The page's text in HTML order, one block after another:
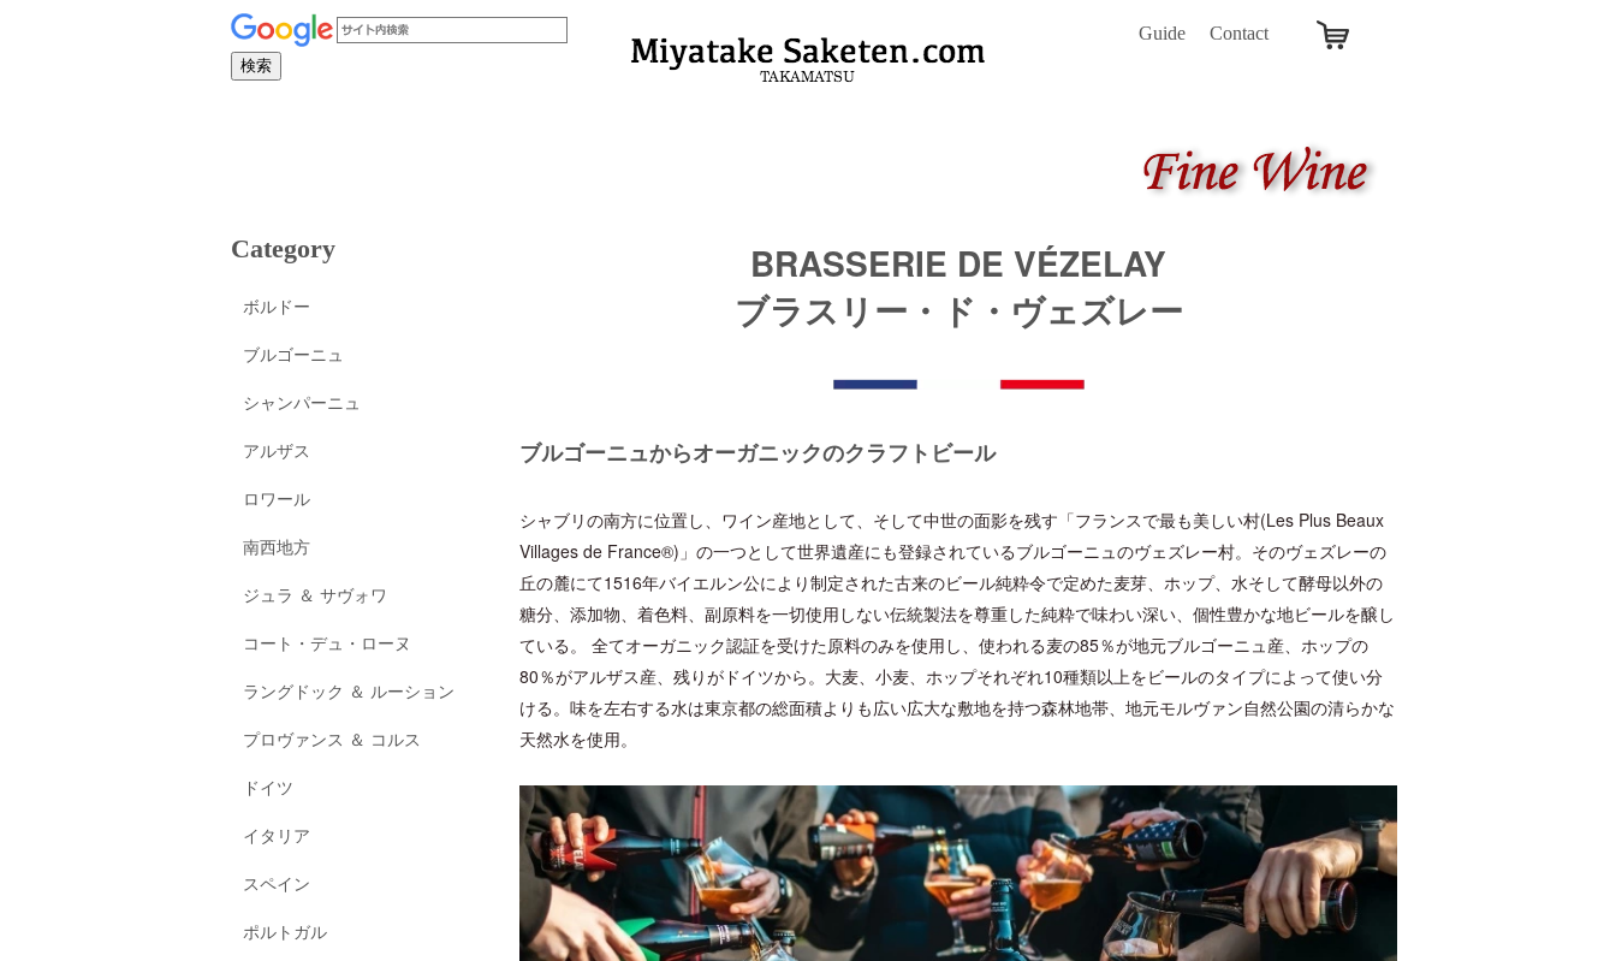
Guide Contact
BRASSERIE DE VÉZELAY
ブラスリー・ド・ヴェズレー
ブルゴーニュからオーガニックのクラフトビール
シャブリの南方に位置し、ワイン産地として、そして中世の面影を残す「フランスで最も美しい村(Les Plus Beaux
Villages de France®)」の一つとして世界遺産にも登録されているブルゴーニュのヴェズレー村。そのヴェズレーの
丘の麓にて1516年バイエルン公により制定された古来のビール純粋令で定めた麦芽、ホップ、水そして酵母以外の
糖分、添加物、着色料、副原料を一切使用しない伝統製法を尊重した純粋で味わい深い、個性豊かな地ビールを醸し
ている。 全てオーガニック認証を受けた原料のみを使用し、使われる麦の85％が地元ブルゴーニュ産、ホップの
80％がアルザス産、残りがドイツから。大麦、小麦、ホップそれぞれ10種類以上をビールのタイプによって使い分
ける。味を左右する水は東京都の総面積よりも広い広大な敷地を持つ森林地帯、地元モルヴァン自然公園の清らかな
天然水を使用。
Category
ボルドー
ブルゴーニュ
シャンパーニュ
アルザス
ロワール
南西地方
ジュラ ＆ サヴォワ
コート・デュ・ローヌ
ラングドック ＆ ルーション
プロヴァンス ＆ コルス
ドイツ
イタリア
スペイン
ポルトガル